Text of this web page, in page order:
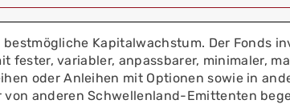
Kapitalwachstum. Der Fonds
fester, variabler, anpassbarer, minimaler,
oder Anleihen mit Optionen sowie in
anderen Schwellenland-Emittenten